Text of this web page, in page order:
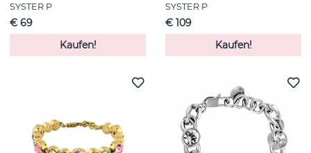
SYSTER P
€ 69
Kaufen!
SYSTER P
€ 109
Kaufen!